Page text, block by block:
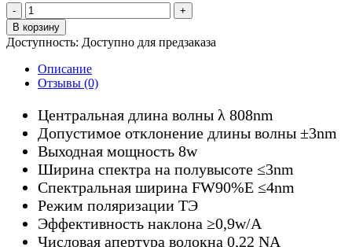
Количество
товара
8W
808nm
Fiber
Coupled
Laser
Diode
В корзину
Доступность: Доступно для предзаказа
Описание
Отзывы (0)
Центральная длина волны λ 808nm
Допустимое отклонение длины волны ±3nm
Выходная мощность 8w
Ширина спектра на полувысоте ≤3nm
Спектральная ширина FW90%E ≤4nm
Режим поляризации ТЭ
Эффективность наклона ≥0,9w/А
Числовая апертура волокна 0,22 NA